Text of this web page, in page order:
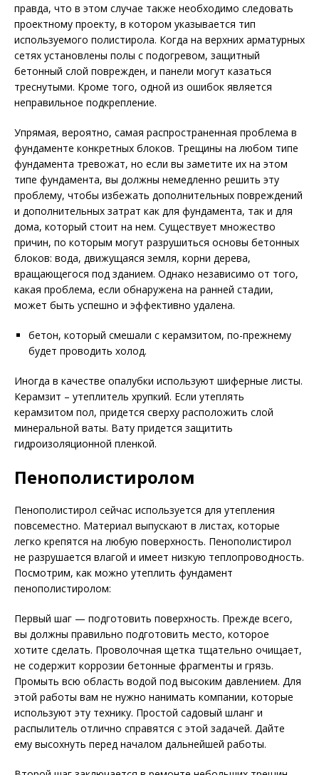
правда, что в этом случае также необходимо следовать
проектному проекту, в котором указывается тип
используемого полистирола. Когда на верхних арматурных
сетях установлены полы с подогревом, защитный
бетонный слой поврежден, и панели могут казаться
треснутыми. Кроме того, одной из ошибок является
неправильное подкрепление.
Упрямая, вероятно, самая распространенная проблема в
фундаменте конкретных блоков. Трещины на любом типе
фундамента тревожат, но если вы заметите их на этом
типе фундамента, вы должны немедленно решить эту
проблему, чтобы избежать дополнительных повреждений
и дополнительных затрат как для фундамента, так и для
дома, который стоит на нем. Существует множество
причин, по которым могут разрушиться основы бетонных
блоков: вода, движущаяся земля, корни дерева,
вращающегося под зданием. Однако независимо от того,
какая проблема, если обнаружена на ранней стадии,
может быть успешно и эффективно удалена.
бетон, который смешали с керамзитом, по-прежнему
будет проводить холод.
Иногда в качестве опалубки используют шиферные листы.
Керамзит – утеплитель хрупкий. Если утеплять
керамзитом пол, придется сверху расположить слой
минеральной ваты. Вату придется защитить
гидроизоляционной пленкой.
Пенополистиролом
Пенополистирол сейчас используется для утепления
повсеместно. Материал выпускают в листах, которые
легко крепятся на любую поверхность. Пенополистирол
не разрушается влагой и имеет низкую теплопроводность.
Посмотрим, как можно утеплить фундамент
пенополистиролом:
Первый шаг — подготовить поверхность. Прежде всего,
вы должны правильно подготовить место, которое
хотите сделать. Проволочная щетка тщательно очищает,
не содержит коррозии бетонные фрагменты и грязь.
Промыть всю область водой под высоким давлением. Для
этой работы вам не нужно нанимать компании, которые
используют эту технику. Простой садовый шланг и
распылитель отлично справятся с этой задачей. Дайте
ему высохнуть перед началом дальнейшей работы.